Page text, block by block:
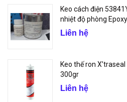
Keo cách điện
nhiệt độ phòng
Liên hệ
Keo thế ron
300gr
Liên hệ